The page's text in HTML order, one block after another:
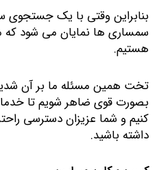
بنابراین وقتی با یک جستجوی
سمساری ها نمایان می شود که
هستیم.
تخت همین مسئله ما بر آن
بصورت قوی ضاهر شویم تا
کنیم و شما عزیزان دسترسی
داشته باشید.